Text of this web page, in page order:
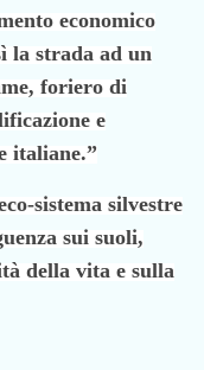
economico
la strada ad un
foriero di
e
italiane.”
sistema silvestre
sui suoli,
della vita e sulla